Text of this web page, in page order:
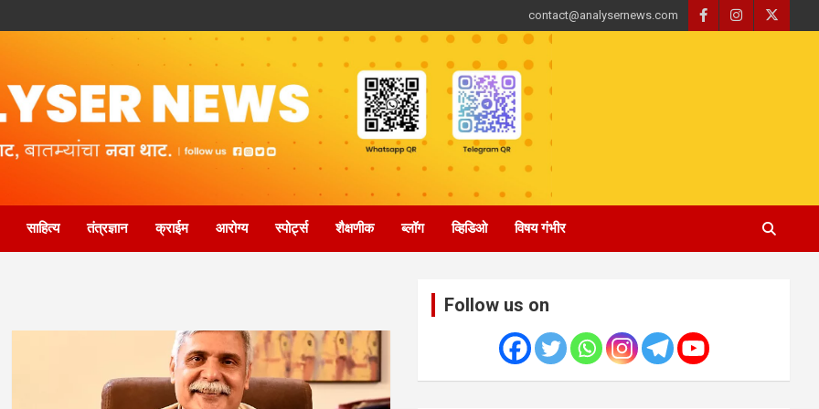
contact@analysernews.com
साहित्य तंत्रज्ञान क्राईम आरोग्य स्पोर्ट्स शैक्षणीक ब्लॉग व्हिडिओ विषय गंभीर
Follow us on